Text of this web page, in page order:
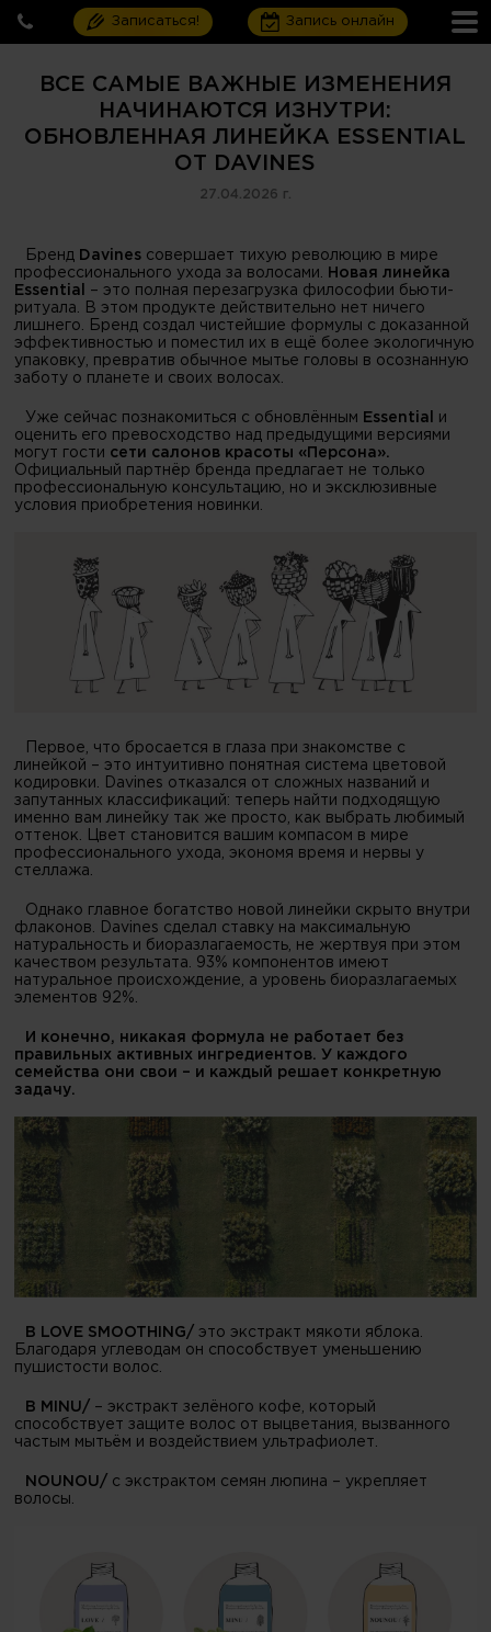
Записаться! Запись онлайн
ВСЕ САМЫЕ ВАЖНЫЕ ИЗМЕНЕНИЯ
НАЧИНАЮТСЯ ИЗНУТРИ:
ОБНОВЛЕННАЯ ЛИНЕЙКА ESSENTIAL
ОТ DAVINES
27.04.2026 г.
Бренд Davines совершает тихую революцию в мире
профессионального ухода за волосами.
Новая линейка
Essential
– это полная перезагрузка философии бьюти-
ритуала. В этом продукте действительно нет ничего
лишнего. Бренд создал чистейшие формулы с доказанной
эффективностью и поместил их в ещё более экологичную
упаковку, превратив обычное мытье головы в осознанную
заботу о планете и своих волосах.
Уже сейчас познакомиться с обновлённым Essential и
оценить его превосходство над предыдущими версиями
могут гости сети салонов красоты «Персона».
Официальный партнёр бренда предлагает не только
профессиональную консультацию, но и эксклюзивные
условия приобретения новинки.
Первое, что бросается в глаза при знакомстве с
линейкой – это интуитивно понятная система цветовой
кодировки. Davines отказался от сложных названий и
запутанных классификаций: теперь найти подходящую
именно вам линейку так же просто, как выбрать любимый
оттенок. Цвет становится вашим компасом в мире
профессионального ухода, экономя время и нервы у
стеллажа.
Однако главное богатство новой линейки скрыто внутри
флаконов. Davines сделал ставку на максимальную
натуральность и биоразлагаемость, не жертвуя при этом
качеством результата. 93% компонентов имеют
натуральное происхождение, а уровень биоразлагаемых
элементов 92%.
И конечно, никакая формула не работает без
правильных активных ингредиентов. У каждого
семейства они свои – и каждый решает конкретную
задачу.
В LOVE SMOOTHING/ это экстракт мякоти яблока.
Благодаря углеводам он способствует уменьшению
пушистости волос.
В MINU/ – экстракт зелёного кофе, который
способствует защите волос от выцветания, вызванного
частым мытьём и воздействием ультрафиолет.
NOUNOU/ с экстрактом семян люпина – укрепляет
волосы.